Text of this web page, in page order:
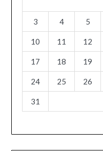
3 4 5
10 11 12
17 18 19
24 25 26
31